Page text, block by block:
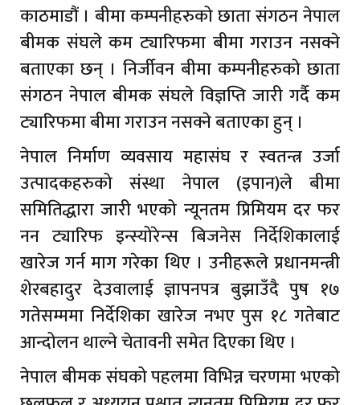
काठमाडौं । बीमा कम्पनीहरुको छाता संगठन नेपाल
बीमक संघले कम ट्यारिफमा बीमा गराउन नसक्ने
बताएका छन् । निर्जीवन बीमा कम्पनीहरुको छाता
संगठन नेपाल बीमक संघले विज्ञप्ति जारी गर्दै कम
ट्यारिफमा बीमा गराउन नसक्ने बताएका हुन् ।
नेपाल निर्माण व्यवसाय महासंघ र स्वतन्त्र उर्जा
उत्पादकहरुको संस्था नेपाल (इपान)ले बीमा
समितिद्धारा जारी भएको न्यूनतम प्रिमियम दर फर
नन ट्यारिफ इन्स्योरेन्स बिजनेस निर्देशिकालाई
खारेज गर्न माग गरेका थिए । उनीहरूले प्रधानमन्त्री
शेरबहादुर देउवालाई ज्ञापनपत्र बुझाउँदै पुष १७
गतेसम्ममा निर्देशिका खारेज नभए पुस १८ गतेबाट
आन्दोलन थाल्ने चेतावनी समेत दिएका थिए ।
नेपाल बीमक संघको पहलमा विभिन्न चरणमा भएको